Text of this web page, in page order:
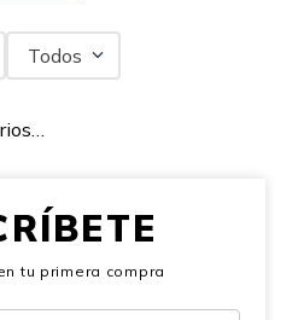
Todos
tu primera compra